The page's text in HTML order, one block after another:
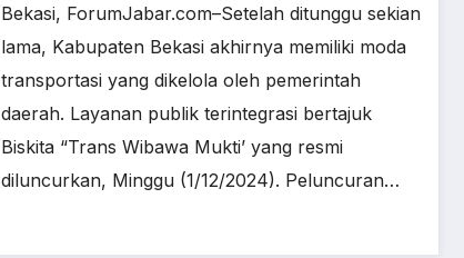
Bekasi, ForumJabar.com–Setelah ditunggu sekian
lama, Kabupaten Bekasi akhirnya memiliki moda
transportasi yang dikelola oleh pemerintah
daerah. Layanan publik terintegrasi bertajuk
Biskita “Trans Wibawa Mukti’ yang resmi
diluncurkan, Minggu (1/12/2024). Peluncuran…